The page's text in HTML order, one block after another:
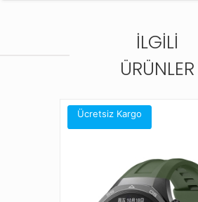
Yumuşak
rahatsızlık oluşturmaz
pratik kullanım
Dayanıklı Malzeme:Günlük
Kullanım Avantajları
Günlük ve spor kombinlerle uyum
İLGILI
ÜRÜNLER
Ücretsiz Kargo